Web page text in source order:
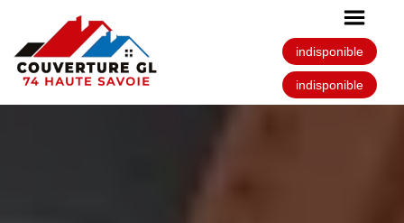
indisponible
indisponible